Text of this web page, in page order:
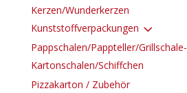
Kerzen/Wunderkerzen
Kunststoffverpackungen 3
Pappschalen/Pappteller/Grillschale-
Kartonschalen/Schiffchen
Pizzakarton / Zubehör